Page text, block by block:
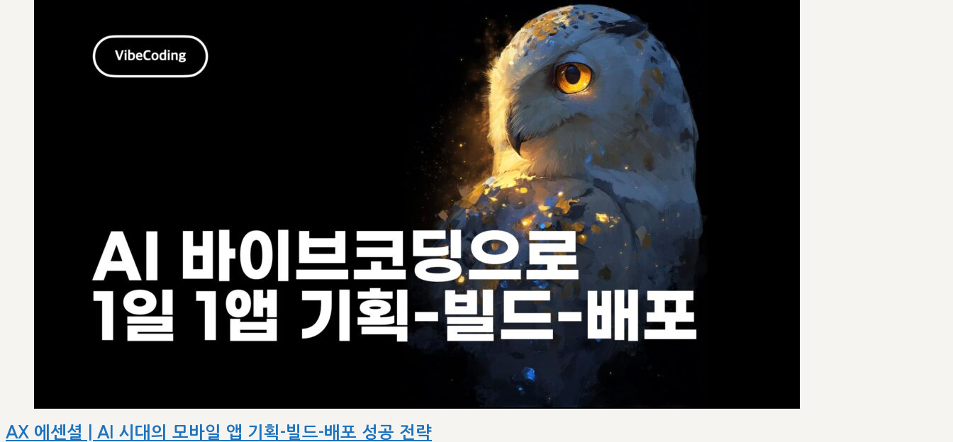
AX 에센셜 | AI 시대의 모바일 앱 기획-빌드-배포 성공 전략